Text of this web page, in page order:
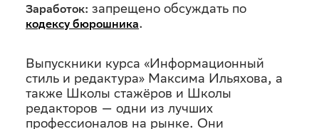
Заработок: запрещено обсуждать по
кодексу бюрошника.
Выпускники курса «Информационный
стиль и редактура» Максима Ильяхова, а
также Школы стажёров и Школы
редакторов — одни из лучших
профессионалов на рынке. Они